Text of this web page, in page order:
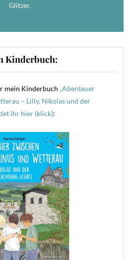
Glitzer.
Kinderbuch:
mein Kinderbuch „Abenteuer
– Lilly, Nikolas und der
ihr hier (klick):